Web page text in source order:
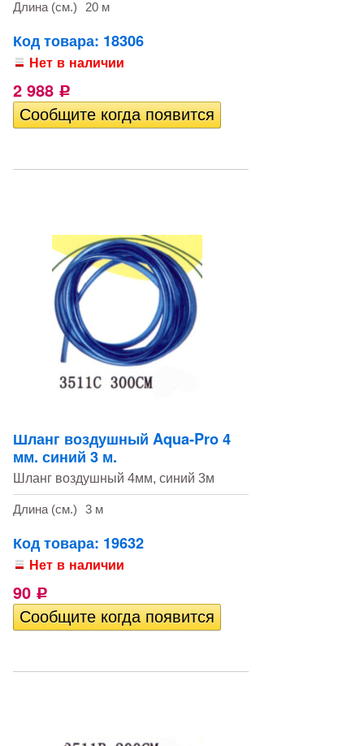
Длина (см.) 20 м
Код товара: 18306
Нет в наличии
2 988 Р
Шланг воздушный Aqua-Pro 4
мм. синий 3 м.
Шланг воздушный 4мм, синий 3м
Длина (см.) 3 м
Код товара: 19632
Нет в наличии
90 Р